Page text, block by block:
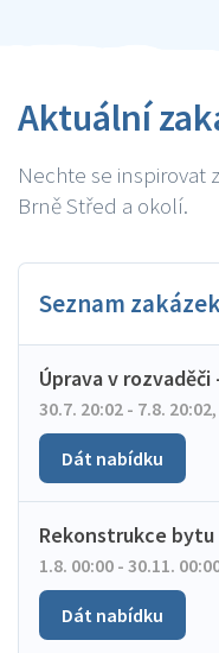
Aktuální
Nechte se inspirovat
Brně Střed a okolí.
Seznam
Úprava v rozvaděči
30.7. 20:02 - 7.8. 20:02,
Dát nabídku
Rekonstrukce bytu
1.8. 00:00 - 30.11.
Dát nabídku